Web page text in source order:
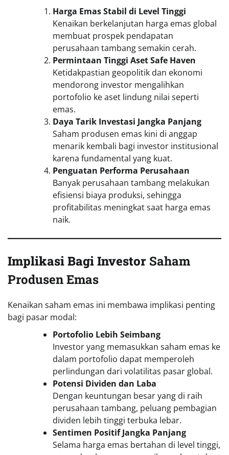
Harga Emas Stabil di Level Tinggi
Kenaikan berkelanjutan harga emas global
membuat prospek pendapatan
perusahaan tambang semakin cerah.
Permintaan Tinggi Aset Safe Haven
Ketidakpastian geopolitik dan ekonomi
mendorong investor mengalihkan
portofolio ke aset lindung nilai seperti
emas.
Daya Tarik Investasi Jangka Panjang
Saham produsen emas kini di anggap
menarik kembali bagi investor institusional
karena fundamental yang kuat.
Penguatan Performa Perusahaan
Banyak perusahaan tambang melakukan
efisiensi biaya produksi, sehingga
profitabilitas meningkat saat harga emas
naik.
Implikasi Bagi Investor Saham
Produsen Emas
Kenaikan saham emas ini membawa implikasi penting
bagi pasar modal:
Portofolio Lebih Seimbang
Investor yang memasukkan saham emas ke
dalam portofolio dapat memperoleh
perlindungan dari volatilitas pasar global.
Potensi Dividen dan Laba
Dengan keuntungan besar yang di raih
perusahaan tambang, peluang pembagian
dividen lebih tinggi terbuka lebar.
Sentimen Positif Jangka Panjang
Selama harga emas bertahan di level tinggi,